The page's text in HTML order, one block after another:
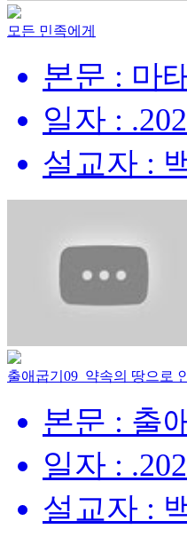
모든 민족에게
본문 : 마
일자 :
설교자 :
출애굽기09_약속의 땅으로
본문 : 출
일자 :
설교자 :